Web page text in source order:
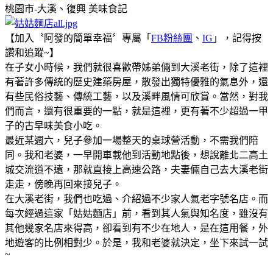
桃園市-大溪、復興 美味食記
【加入〝阿發的簡單幸福〞專屬「 FB粉絲團 、 IG 」，記得按
讚和追蹤~】
在子女小時候，我們就很喜歡帶姊弟倆到大溪老街，除了這裡
有著許多傳統的歷史建築房屋，散發出獨特優雅的氣息外，還
有些民俗技藝、傳統工藝，以及溪畔風情可欣賞。當然，對我
們而言，還有很重要的一點，就是這裡，更有著不少超過一甲
子的古早味美食小吃。
最近某週六，兒子參加一場整天的桌球營活動，不需我們陪
同。我和老婆，一早開車載他到活動地點後，想說離北二高土
城交流道不遠，那就直接上高速公路，夫妻倆自己去大溪老街
走走，傍晚再回來接兒子。
在大溪老街，我們也吃過、介紹過不少家人氣老字號名店。而
每次經過這家「姑姑麵店」前，看到其人氣與知名度，雖沒有
其他幾家名店來得高，卻看到有不少在地人，是在這用餐，外
地遊客的比例相對少。於是，我和老婆就決定，坐下來試一試
~